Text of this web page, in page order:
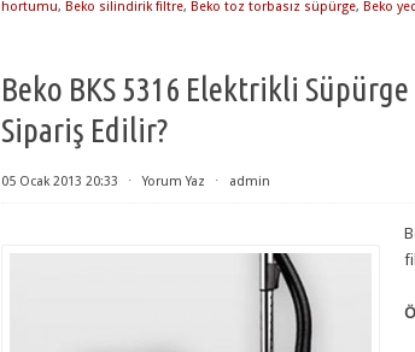
hortumu, Beko silindirik filtre, Beko toz torbasız süpürge, Beko
Beko BKS 5316 Elektrikli
Sipariş Edilir?
05 Ocak 2013 20:33 ⋅ Yorum Yaz ⋅ admin